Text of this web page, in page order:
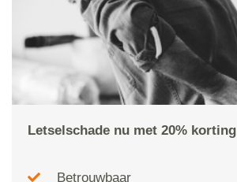
Letselschade nu met 20% korting
Betrouwbaar